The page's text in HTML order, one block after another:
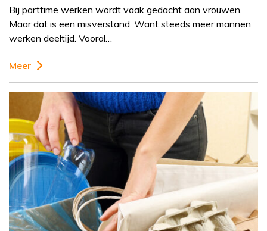
Bij parttime werken wordt vaak gedacht aan vrouwen.
Maar dat is een misverstand. Want steeds meer mannen
werken deeltijd. Vooral…
Meer